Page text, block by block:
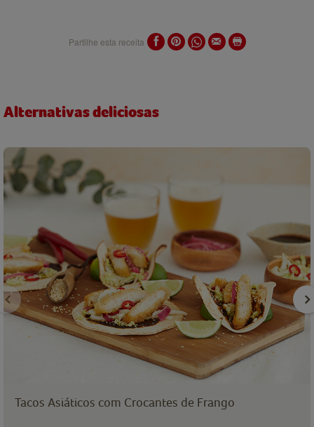
Partilhe esta receita
Alternativas deliciosas
Tacos Asiáticos com Crocantes de Frango